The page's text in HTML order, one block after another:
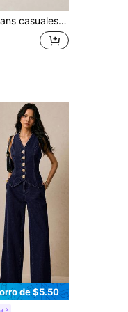
ancha con bordado para mujer
de $5.50